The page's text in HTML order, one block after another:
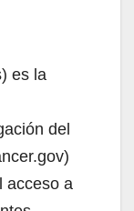
es la
del
acceso a